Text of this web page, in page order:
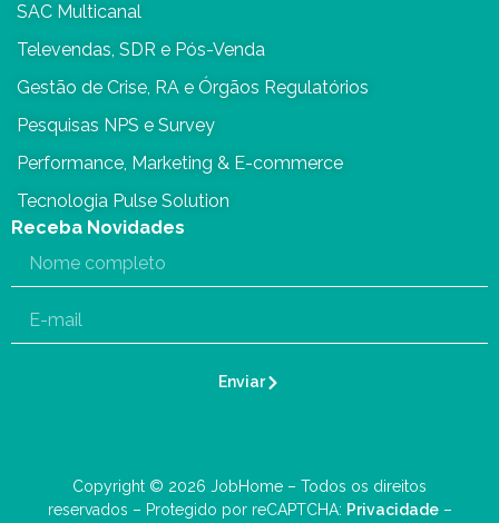
SAC Multicanal
Televendas, SDR e Pós-Venda
Gestão de Crise, RA e Órgãos Regulatórios
Pesquisas NPS e Survey
Performance, Marketing & E-commerce
Tecnologia Pulse Solution
Receba Novidades
Enviar
Copyright © 2026 JobHome – Todos os direitos
reservados – Protegido por reCAPTCHA: Privacidade–